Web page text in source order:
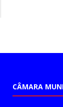
CÂMARA